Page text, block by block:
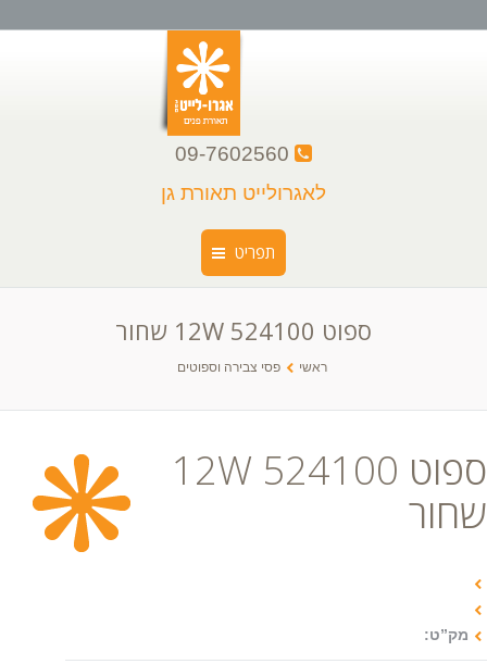
לאגרולייט תאורת גן
תפריט
ראשי
קצת עלינו
קטלוג גופי תאורה
גלריה
ספוט 524100 12W שחור
ראשי פסי צבירה וספוטים
ספוט 524100 12W
שחור
מק”ט: